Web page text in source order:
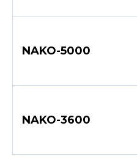
NAKO-5000
NAKO-3600